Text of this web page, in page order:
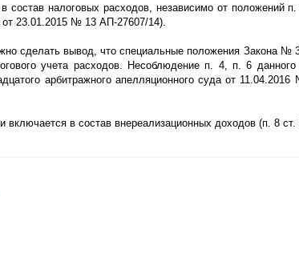
налоговых расходов, независимо от положений
23.01.2015 № 13 АП-27607/14).
сделать вывод, что специальные положения Закона №
учета расходов. Несоблюдение п. 4, п. 6 данного
арбитражного апелляционного суда от
в состав внереализационных доходов (п. 8